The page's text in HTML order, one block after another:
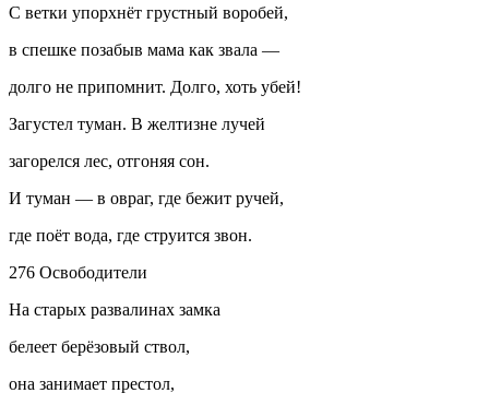
С ветки упорхнёт грустный воробей,
в спешке позабыв мама как звала —
долго не припомнит. Долго, хоть убей!
Загустел туман. В желтизне лучей
загорелся лес, отгоняя сон.
И туман — в овраг, где бежит ручей,
где поёт вода, где струится звон.
276 Освободители
На старых развалинах замка
белеет берёзовый ствол,
она занимает престол,